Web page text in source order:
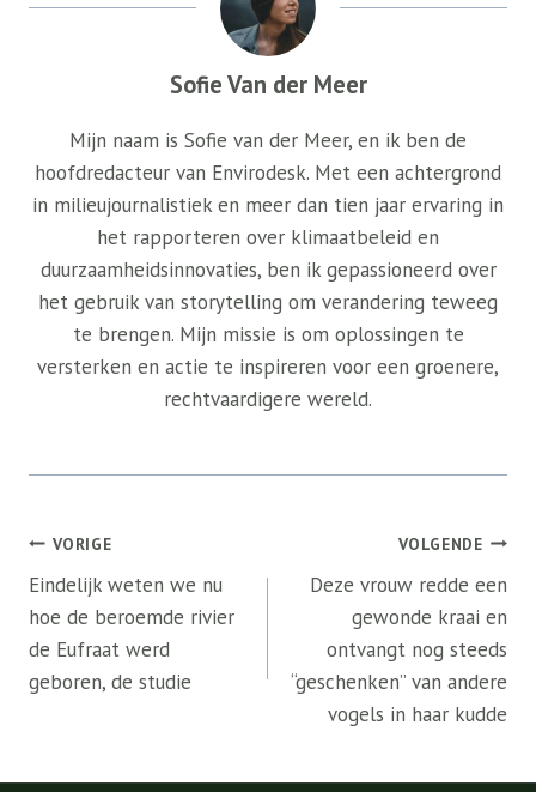
Sofie Van der Meer
Mijn naam is Sofie van der Meer, en ik ben de
hoofdredacteur van Envirodesk. Met een achtergrond
in milieujournalistiek en meer dan tien jaar ervaring in
het rapporteren over klimaatbeleid en
duurzaamheidsinnovaties, ben ik gepassioneerd over
het gebruik van storytelling om verandering teweeg
te brengen. Mijn missie is om oplossingen te
versterken en actie te inspireren voor een groenere,
rechtvaardigere wereld.
Bericht
navigatie
VORIGE
Eindelijk weten we nu
hoe de beroemde rivier
de Eufraat werd
geboren, de studie
VOLGENDE
Deze vrouw redde een
gewonde kraai en
ontvangt nog steeds
“geschenken” van andere
vogels in haar kudde